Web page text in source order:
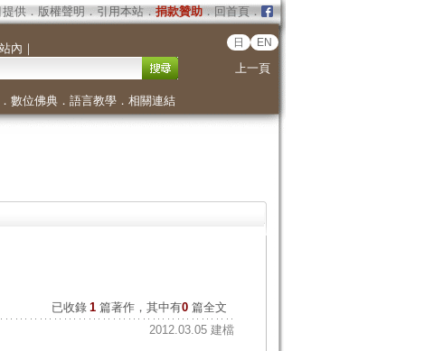
提供． 版權聲明 ． 引用本站． 捐款贊助．回首頁．
站內 ｜ 日 EN
上一頁
． 數位佛典． 語言教學． 相關連結
已收錄 1 篇著作，其中有0篇全文
2012.03.05 建檔